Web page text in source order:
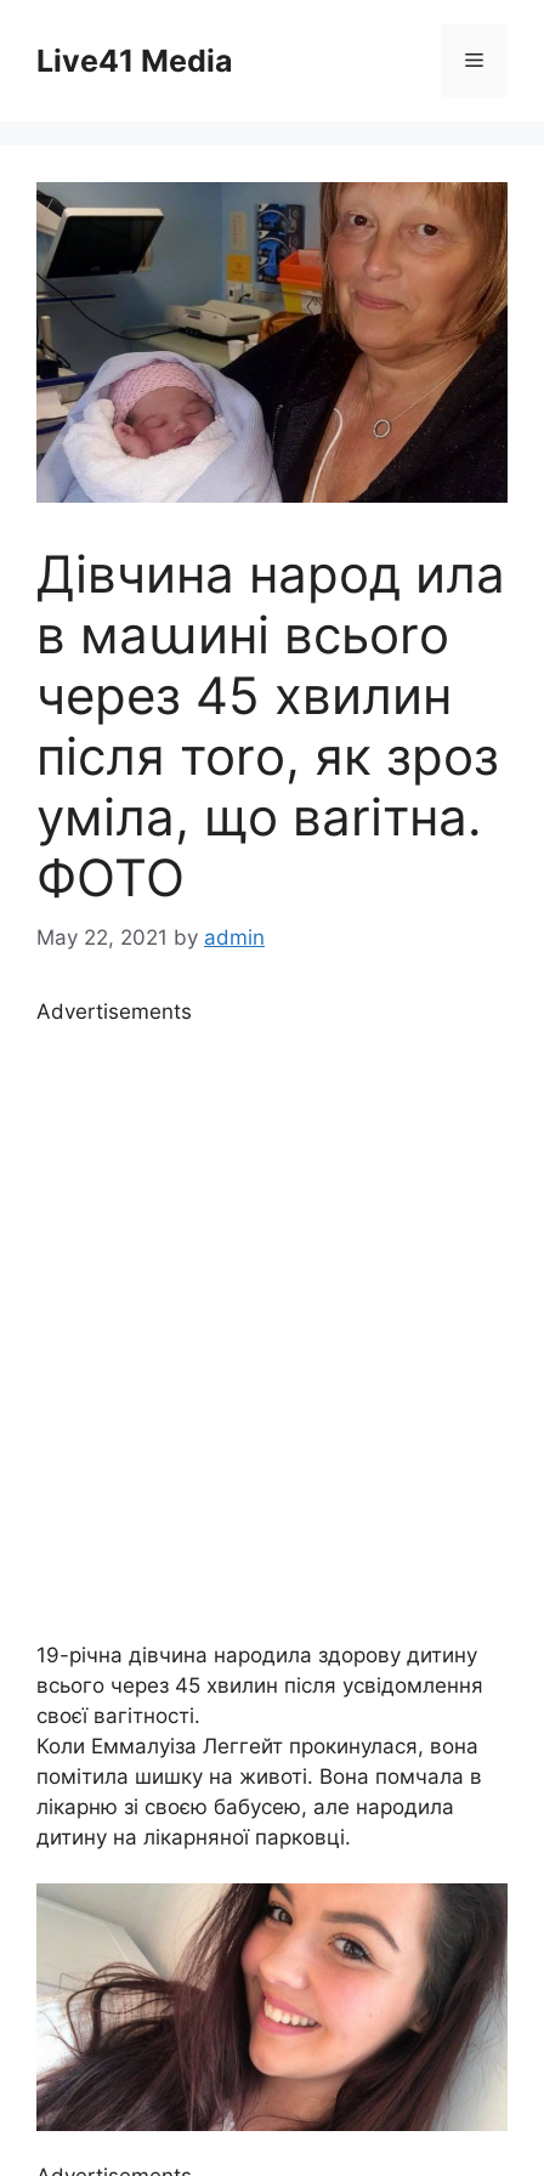
contentLive41 Media Menu
Дівчина народ ила
в маաині всьоrо
через 45 хвилин
після тоrо, як зроз
уміла, що ваrітна.
ФОТО
May 22, 2021 by admin
Advertisements
19-річна дівчина народила здорову дитину
всього через 45 хвилин після усвідомлення
своєї вагітності.
Коли Еммалуіза Леггейт прокинулася, вона
помітила шишку на животі. Вона помчала в
лікарню зі своєю бабусею, але народила
дитину на лікарняної парковці.